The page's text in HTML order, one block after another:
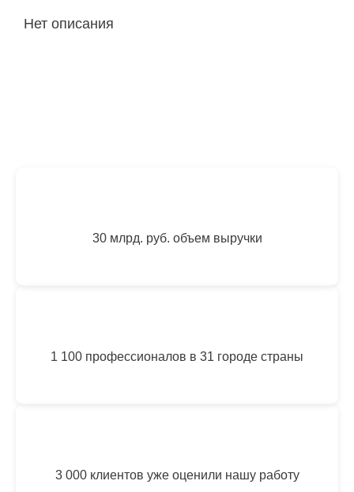
Нет описания
30 млрд. руб. объем выручки
1 100 профессионалов в 31 городе страны
3 000 клиентов уже оценили нашу работу